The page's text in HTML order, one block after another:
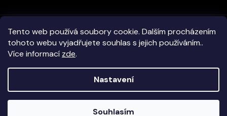
Tento web používá soubory cookie. Dalším procházením
tohoto webu vyjadřujete souhlas s jejich používáním..
Více informací zde.
Nastavení
Souhlasím
Zákaznická péče
Vše o nákupu
E-ArmyShop.cz . Všechna práva vyhrazena.